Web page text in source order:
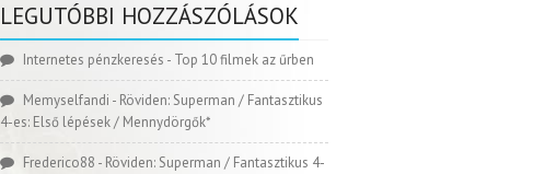
LEGUTÓBBI HOZZÁSZÓLÁSOK
Internetes pénzkeresés - Top 10 filmek az űrben
Memyselfandi - Röviden: Superman / Fantasztikus
4-es: Első lépések / Mennydörgők*
Frederico88 - Röviden: Superman / Fantasztikus 4-